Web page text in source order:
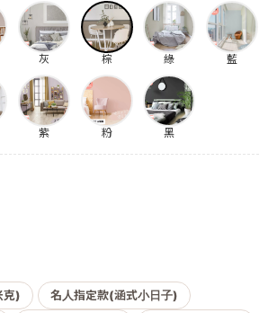
灰 棕 綠 藍
紫 粉 黑
克)
名人指定款(涵式小日子)